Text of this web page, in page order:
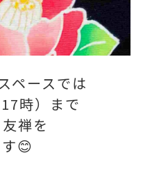
ペースでは
時）まで
禅を
😊